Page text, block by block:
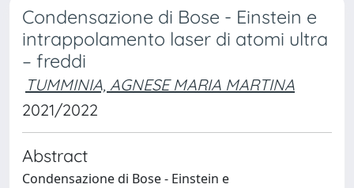
Condensazione di Bose - Einstein e
intrappolamento laser di atomi ultra
– freddi
TUMMINIA, AGNESE MARIA MARTINA
2021/2022
Abstract
Condensazione di Bose - Einstein e